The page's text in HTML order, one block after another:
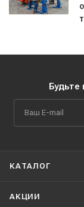
Будьте
КАТАЛОГ
АКЦИИ